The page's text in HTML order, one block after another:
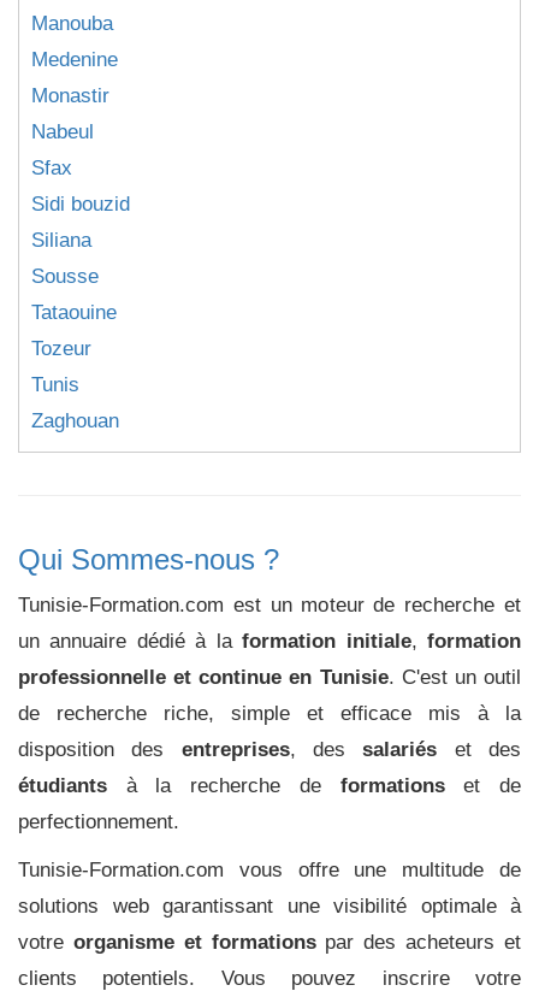
Manouba
Medenine
Monastir
Nabeul
Sfax
Sidi bouzid
Siliana
Sousse
Tataouine
Tozeur
Tunis
Zaghouan
Qui Sommes-nous ?
Tunisie-Formation.com est un moteur de recherche et
un annuaire dédié à laformation initiale,formation
professionnelle et continue en Tunisie. C'est un outil
de recherche riche, simple et efficace mis à la
disposition des entreprises, dessalariés et des
étudiants à la recherche de formationset de
perfectionnement.
Tunisie-Formation.com vous offre une multitude de
solutions web garantissant une visibilité optimale à
votre organisme et formationspar des acheteurs et
clients potentiels. Vous pouvez inscrire votre